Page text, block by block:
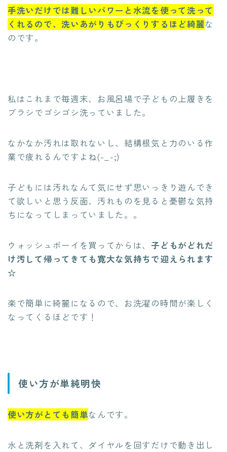
手洗いだけでは難しいパワーと水流を使って洗って
くれるので、洗いあがりもびっくりするほど綺麗な
のです。
私はこれまで毎週末、お風呂場で子どもの上履きを
ブラシでゴシゴシ洗っていました。
なかなか汚れは取れないし、結構根気と力のいる作
業で疲れるんですよね(-_-;)
子どもには汚れなんて気にせず思いっきり遊んでき
て欲しいと思う反面、汚れものを見ると憂鬱な気持
ちになってしまっていました。。
ウォッシュボーイを買ってからは、子どもがどれだ
け汚して帰ってきても寛大な気持ちで迎えられます
☆
楽で簡単に綺麗になるので、お洗濯の時間が楽しく
なってくるほどです！
使い方が単純明快
使い方がとても簡単なんです。
水と洗剤を入れて、ダイヤルを回すだけで動き出し